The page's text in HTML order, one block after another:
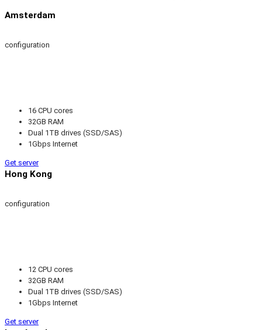
Amsterdam
configuration
16 CPU cores
32GB RAM
Dual 1TB drives (SSD/SAS)
1Gbps Internet
Get server
Hong Kong
configuration
12 CPU cores
32GB RAM
Dual 1TB drives (SSD/SAS)
1Gbps Internet
Get server